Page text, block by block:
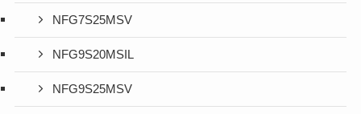
NFG7S25MSV
NFG9S20MSIL
NFG9S25MSV